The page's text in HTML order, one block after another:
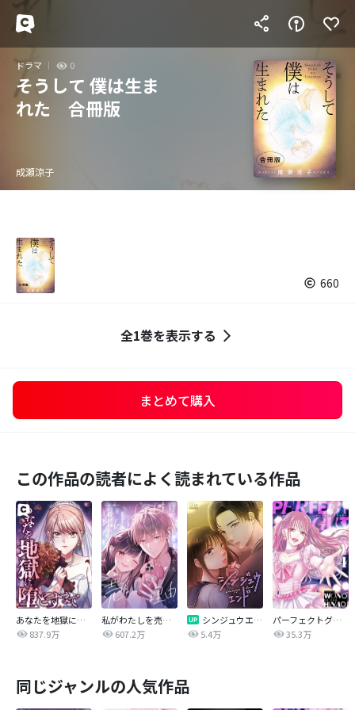
ドラマ 0
そうして 僕は生ま
れた 合冊版
成瀬涼子
660
全1巻を表示する
まとめて購入
この作品の読者によく読まれている作品
あなたを地獄に堕とすまで
837.9万
私がわたしを売る理由
607.2万
シンジュウエンド【タテヨミ】
5.4万
パーフェクトグリッター
35.3万
同じジャンルの人気作品